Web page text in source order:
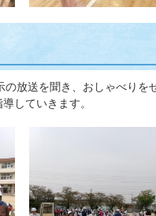
放送を聞き、おしゃべり
していきます。